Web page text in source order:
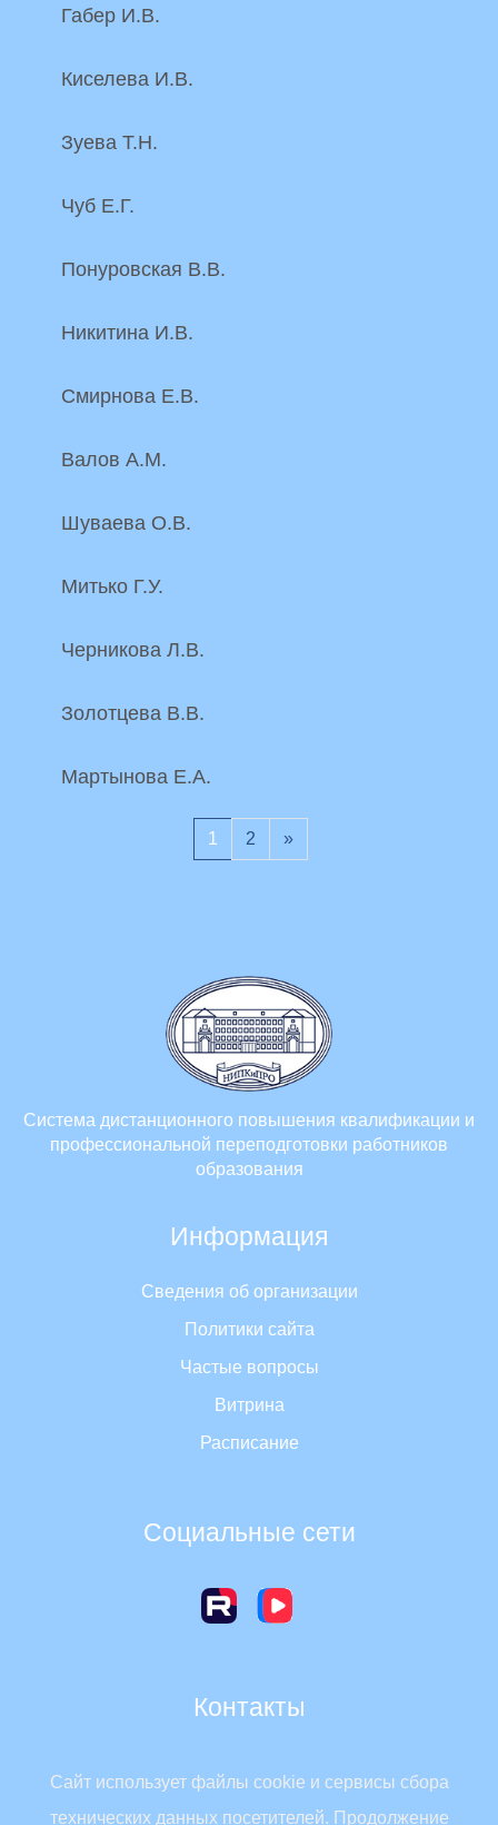
Габер И.В.
Киселева И.В.
Зуева Т.Н.
Чуб Е.Г.
Понуровская В.В.
Никитина И.В.
Смирнова Е.В.
Валов А.М.
Шуваева О.В.
Митько Г.У.
Черникова Л.В.
Золотцева В.В.
Мартынова Е.А.
1 (текущая)
2 »Следующая страница
Система дистанционного повышения квалификации и
профессиональной переподготовки работников
образования
Информация
Сведения об организации
Политики сайта
Частые вопросы
Витрина
Расписание
Социальные сети
Контакты
Телефон: 8 (383) 223-32-68
Сайт использует файлы cookie и сервисы сбора
технических данных посетителей. Продолжение